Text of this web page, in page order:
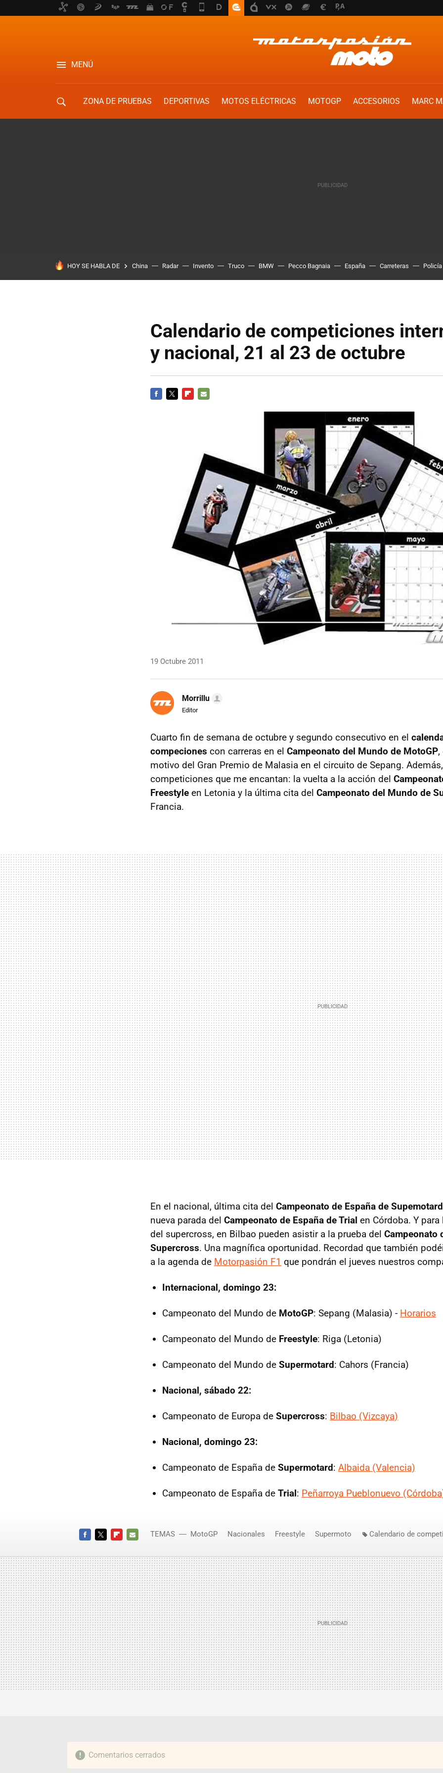
MENÚ
ZONA DE PRUEBAS DEPORTIVAS MOTOS ELÉCTRICAS MOTOGP ACCESORIOS
MARC
HOY SE HABLA DE China Radar Invento Truco BMW Pecco Bagnaia España Carreteras Policía
Calendario de competiciones
y nacional, 21 al 23 de octubre
19 Octubre 2011
Morrillu
Editor
Cuarto fin de semana de octubre y segundo consecutivo en el
compeciones con carreras en el Campeonato del Mundo de MotoGP,
motivo del Gran Premio de Malasia en el circuito de Sepang.
competiciones que me encantan: la vuelta a la acción del
Freestyle en Letonia y la última cita del Campeonato del Mundo de
Francia.
En el nacional, última cita del Campeonato de España de Supemotard
nueva parada del Campeonato de España de Trial en Córdoba. Y
del supercross, en Bilbao pueden asistir a la prueba del Campeonato
Supercross. Una magnífica oportunidad. Recordad que también
a la agenda de Motorpasión F1 que pondrán el jueves nuestros
Internacional, domingo 23:
Campeonato del Mundo de MotoGP: Sepang (Malasia) - Horarios
Campeonato del Mundo de Freestyle: Riga (Letonia)
Campeonato del Mundo de Supermotard: Cahors (Francia)
Nacional, sábado 22:
Campeonato de Europa de Supercross: Bilbao (Vizcaya)
Nacional, domingo 23:
Campeonato de España de Supermotard: Albaida (Valencia)
Campeonato de España de Trial: Peñarroya Pueblonuevo
MAIL
TEMAS MotoGP Nacionales Freestyle Supermoto Calendario de
Comentarios cerrados